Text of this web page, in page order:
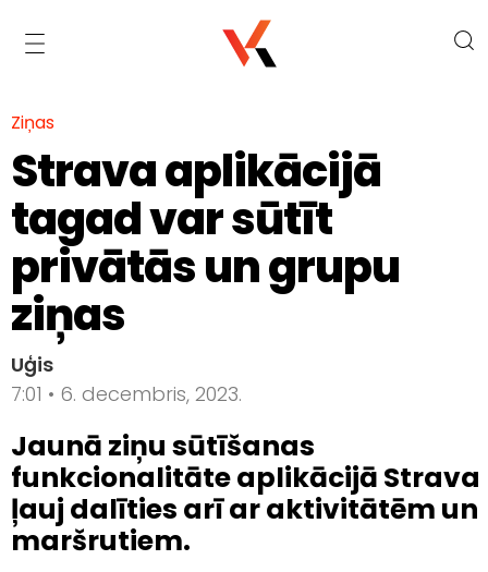
Ziņas
Strava aplikācijā
tagad var sūtīt
privātās un grupu
ziņas
Uģis
7:01 • 6. decembris, 2023.
Jaunā ziņu sūtīšanas
funkcionalitāte aplikācijā Strava
ļauj dalīties arī ar aktivitātēm un
maršrutiem.